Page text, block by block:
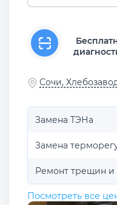
Сочи,
Замена ТЭНа
Замена
Ремонт трещин и
Посмотреть все